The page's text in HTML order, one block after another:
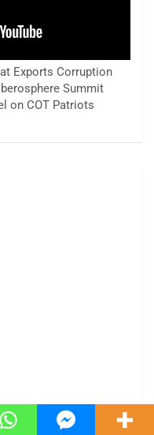
Exports Corruption
Summit
on COT Patriots